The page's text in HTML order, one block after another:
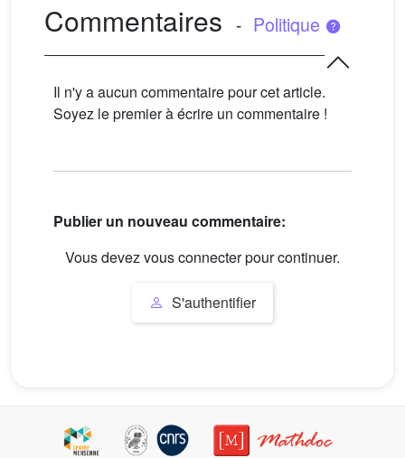
Commentaires - Politique
Il n'y a aucun commentaire pour cet article.
Soyez le premier à écrire un commentaire !
Publier un nouveau commentaire:
Vous devez vous connecter pour continuer.
S'authentifier